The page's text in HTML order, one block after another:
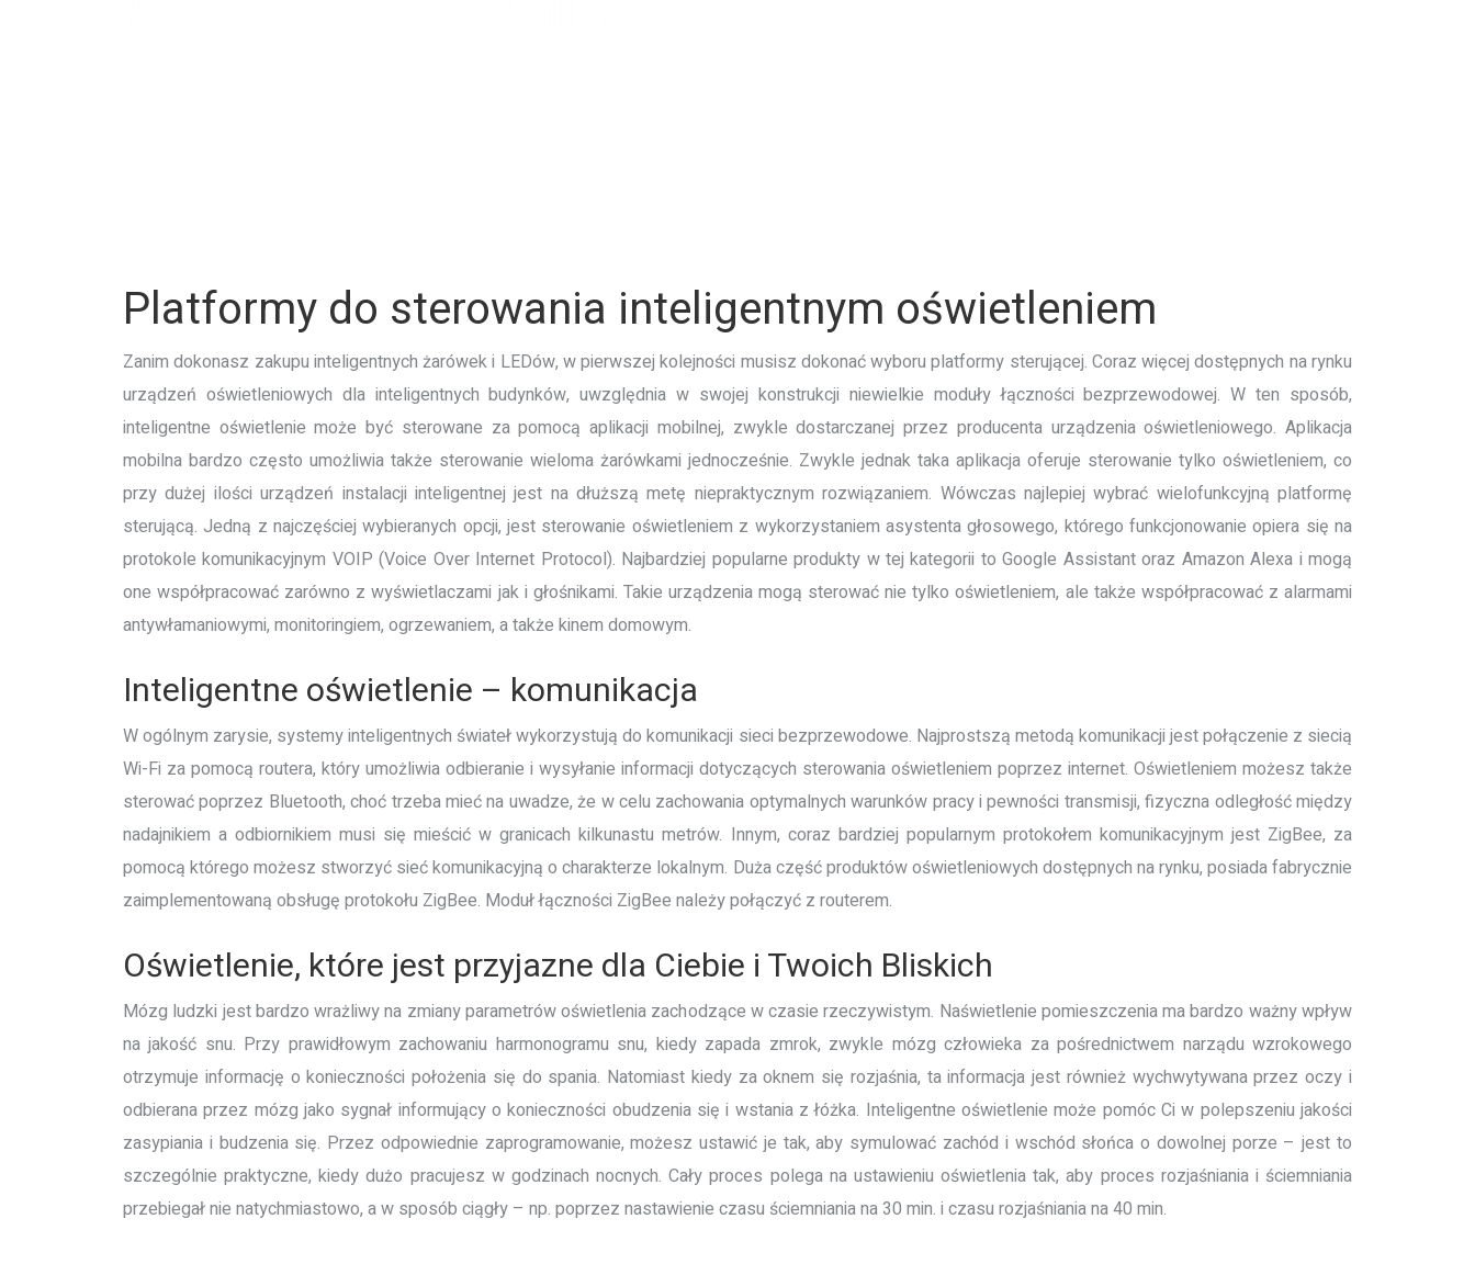
Platformy do sterowania inteligentnym oświetleniem
Zanim dokonasz zakupu inteligentnych żarówek i LEDów, w pierwszej kolejności musisz dokonać wyboru platformy sterującej. Coraz więcej dostępnych na rynku
urządzeń oświetleniowych dla inteligentnych budynków, uwzględnia w swojej konstrukcji niewielkie moduły łączności bezprzewodowej. W ten sposób,
inteligentne oświetlenie może być sterowane za pomocą aplikacji mobilnej, zwykle dostarczanej przez producenta urządzenia oświetleniowego. Aplikacja
mobilna bardzo często umożliwia także sterowanie wieloma żarówkami jednocześnie. Zwykle jednak taka aplikacja oferuje sterowanie tylko oświetleniem, co
przy dużej ilości urządzeń instalacji inteligentnej jest na dłuższą metę niepraktycznym rozwiązaniem. Wówczas najlepiej wybrać wielofunkcyjną platformę
sterującą.Jedną z najczęściej wybieranych opcji, jest sterowanie oświetleniem z wykorzystaniem asystenta głosowego, którego funkcjonowanie opiera się na
protokole komunikacyjnym VOIP (Voice Over Internet Protocol). Najbardziej popularne produkty w tej kategorii to Google Assistant oraz Amazon Alexa i mogą
one współpracować zarówno z wyświetlaczami jak i głośnikami. Takie urządzenia mogą sterować nie tylko oświetleniem, ale także współpracować z alarmami
antywłamaniowymi, monitoringiem, ogrzewaniem, a także kinem domowym.
Inteligentne oświetlenie – komunikacja
W ogólnym zarysie, systemy inteligentnych świateł wykorzystują do komunikacji sieci bezprzewodowe. Najprostszą metodą komunikacji jest połączenie z siecią
Wi-Fi za pomocą routera, który umożliwia odbieranie i wysyłanie informacji dotyczących sterowania oświetleniem poprzez internet. Oświetleniem możesz także
sterować poprzez Bluetooth, choć trzeba mieć na uwadze, że w celu zachowania optymalnych warunków pracy i pewności transmisji, fizyczna odległość między
nadajnikiem a odbiornikiem musi się mieścić w granicach kilkunastu metrów. Innym, coraz bardziej popularnym protokołem komunikacyjnym jest ZigBee, za
pomocą którego możesz stworzyć sieć komunikacyjną o charakterze lokalnym. Duża część produktów oświetleniowych dostępnych na rynku, posiada fabrycznie
zaimplementowaną obsługę protokołu ZigBee. Moduł łączności ZigBee należy połączyć z routerem.
Oświetlenie, które jest przyjazne dla Ciebie i Twoich Bliskich
Mózg ludzki jest bardzo wrażliwy na zmiany parametrów oświetlenia zachodzące w czasie rzeczywistym. Naświetlenie pomieszczenia ma bardzo ważny wpływ
na jakość snu. Przy prawidłowym zachowaniu harmonogramu snu, kiedy zapada zmrok, zwykle mózg człowieka za pośrednictwem narządu wzrokowego
otrzymuje informację o konieczności położenia się do spania. Natomiast kiedy za oknem się rozjaśnia, ta informacja jest również wychwytywana przez oczy i
odbierana przez mózg jako sygnał informujący o konieczności obudzenia się i wstania z łóżka. Inteligentne oświetlenie może pomóc Ci w polepszeniu jakości
zasypiania i budzenia się. Przez odpowiednie zaprogramowanie, możesz ustawić je tak, aby symulować zachód i wschód słońca o dowolnej porze – jest to
szczególnie praktyczne, kiedy dużo pracujesz w godzinach nocnych. Cały proces polega na ustawieniu oświetlenia tak, aby proces rozjaśniania i ściemniania
przebiegał nie natychmiastowo, a w sposób ciągły – np. poprzez nastawienie czasu ściemniania na 30 min. i czasu rozjaśniania na 40 min.